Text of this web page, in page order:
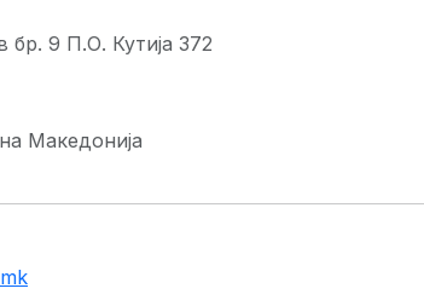
9 П.О. Кутија 372
Македонија